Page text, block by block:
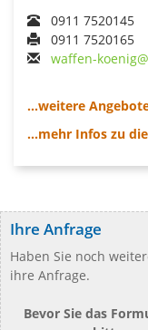
0911 7520145
0911 7520165
waffen-
...weitere
...mehr Infos zu
Ihre Anfrage
Haben Sie noch
ihre Anfrage.
Bevor Sie das